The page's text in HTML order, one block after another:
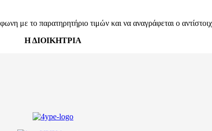
με το παρατηρητήριο τιμών και να αναγράφεται ο
Η ΔΙΟΙΚΗΤΡΙΑ